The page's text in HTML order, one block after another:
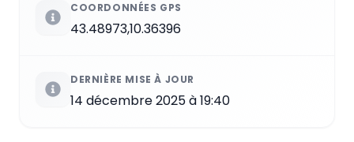
COORDONNÉES GPS
43.48973,10.36396
DERNIÈRE MISE À JOUR
14 décembre 2025 à 19:40